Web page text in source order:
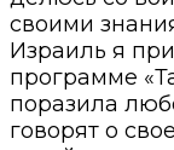
своими
Израиль я
программе
поразила
говорят о